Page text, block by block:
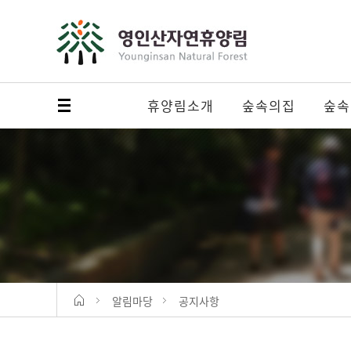
메뉴 열기 휴양림소개 숲속의집 숲
알림마당 공지사항